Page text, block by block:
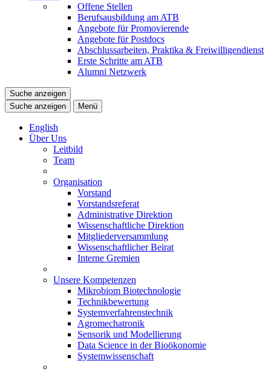
Offene Stellen
Berufsausbildung am ATB
Angebote für Promovierende
Angebote für Postdocs
Abschlussarbeiten, Praktika & Freiwilligendienst
Erste Schritte am ATB
Alumni Netzwerk
Suche anzeigen
Suche anzeigen
Menü
English
Über Uns
Leitbild
Team
Organisation
Vorstand
Vorstandsreferat
Administrative Direktion
Wissenschaftliche Direktion
Mitgliederversammlung
Wissenschaftlicher Beirat
Interne Gremien
Unsere Kompetenzen
Mikrobiom Biotechnologie
Technikbewertung
Systemverfahrenstechnik
Agromechatronik
Sensorik und Modellierung
Data Science in der Bioökonomie
Systemwissenschaft